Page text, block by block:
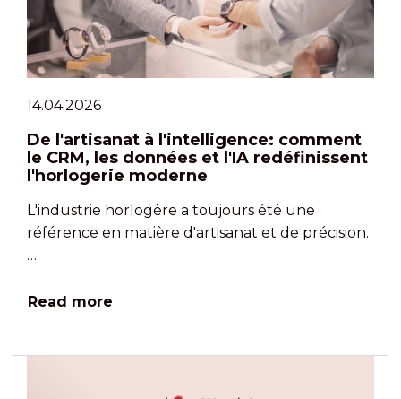
14.04.2026
De l'artisanat à l'intelligence: comment
le CRM, les données et l'IA redéfinissent
l'horlogerie moderne
L'industrie horlogère a toujours été une
référence en matière d'artisanat et de précision.
…
Read more